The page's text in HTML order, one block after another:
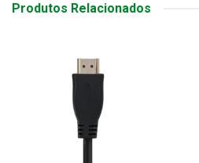
Produtos Relacionados